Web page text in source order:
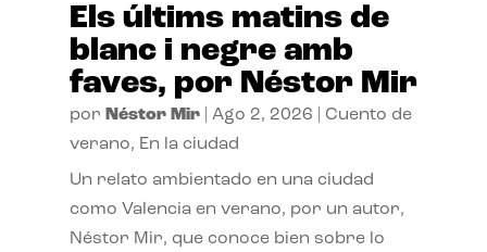
Els últims matins de
blanc i negre amb
faves, por Néstor Mir
por Néstor Mir| Ago 2, 2026
Cuento de
verano, En la ciudad
Un relato ambientado en una ciudad
como Valencia en verano, por un autor,
Néstor Mir, que conoce bien sobre lo